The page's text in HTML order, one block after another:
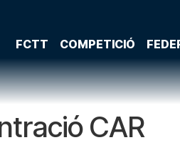
FCTT COMPETICIÓ
CAR